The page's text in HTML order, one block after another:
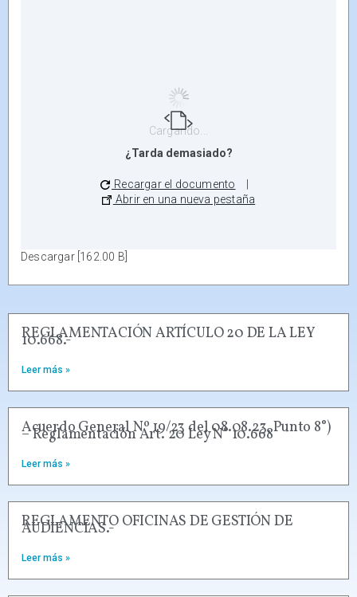
Cargando...
¿Tarda demasiado?
Recargar el documento
Abrir en una nueva pestaña
Descargar [162.00 B]
REGLAMENTACIÓN ARTÍCULO 20 DE LA LEY
10.668.-
Leer más »
Acuerdo General Nº 19/23 del 08.08.23, Punto 8°)
– Reglamentación Art. 20 Ley N° 10.668
Leer más »
REGLAMENTO OFICINAS DE GESTIÓN DE
AUDIENCIAS.-
Leer más »